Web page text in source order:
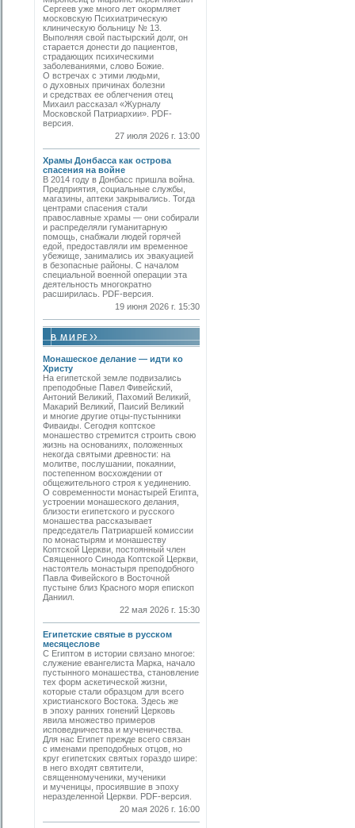
Сергеев уже много лет окормляет
московскую Психиатрическую
клиническую больницу № 13.
Выполняя свой пастырский долг, он
старается донести до пациентов,
страдающих психическими
заболеваниями, слово Божие.
О встречах с этими людьми,
о духовных причинах болезни
и средствах ее облегчения отец
Михаил рассказал «Журналу
Московской Патриархии». PDF-
версия.
27 июля 2026 г. 13:00
Храмы Донбасса как острова
спасения на войне
В 2014 году в Донбасс пришла война.
Предприятия, социальные службы,
магазины, аптеки закрывались. Тогда
центрами спасения стали
православные храмы — они собирали
и распределяли гуманитарную
помощь, снабжали людей горячей
едой, предоставляли им временное
убежище, занимались их эвакуацией
в безопасные районы. С началом
специальной военной операции эта
деятельность многократно
расширилась. PDF-версия.
19 июня 2026 г. 15:30
Монашеское делание — идти ко
Христу
На египетской земле подвизались
преподобные Павел Фивейский,
Антоний Великий, Пахомий Великий,
Макарий Великий, Паисий Великий
и многие другие отцы-пустынники
Фиваиды. Сегодня коптское
монашество стремится строить свою
жизнь на основаниях, положенных
некогда святыми древности: на
молитве, послушании, покаянии,
постепенном восхождении от
общежительного строя к уединению.
О современности монастырей Египта,
устроении монашеского делания,
близости египетского и русского
монашества рассказывает
председатель Патриаршей комиссии
по монастырям и монашеству
Коптской Церкви, постоянный член
Священного Синода Коптской Церкви,
настоятель монастыря преподобного
Павла Фивейского в Восточной
пустыне близ Красного моря епископ
Даниил.
22 мая 2026 г. 15:30
Египетские святые в русском
месяцеслове
С Египтом в истории связано многое:
служение евангелиста Марка, начало
пустынного монашества, становление
тех форм аскетической жизни,
которые стали образцом для всего
христианского Востока. Здесь же
в эпоху ранних гонений Церковь
явила множество примеров
исповедничества и мученичества.
Для нас Египет прежде всего связан
с именами преподобных отцов, но
круг египетских святых гораздо шире:
в него входят святители,
священномученики, мученики
и мученицы, просиявшие в эпоху
неразделенной Церкви. PDF-версия.
20 мая 2026 г. 16:00